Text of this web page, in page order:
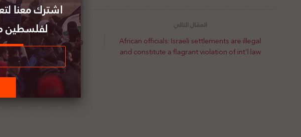
وزارة الخارجية التركية: قرار
مهمة لمحاسبة إسرائيل
African officials: Israeli settlements are illegal
and constitute a flagrant violation of int’l law
اشترك معنا
لفلسطين